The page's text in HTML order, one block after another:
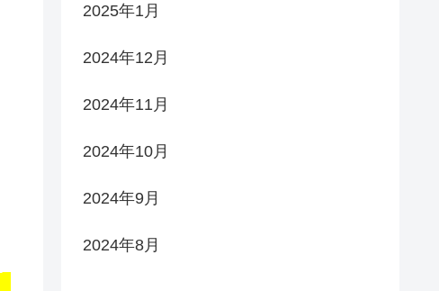
2025年1月
2024年12月
2024年11月
2024年10月
2024年9月
2024年8月